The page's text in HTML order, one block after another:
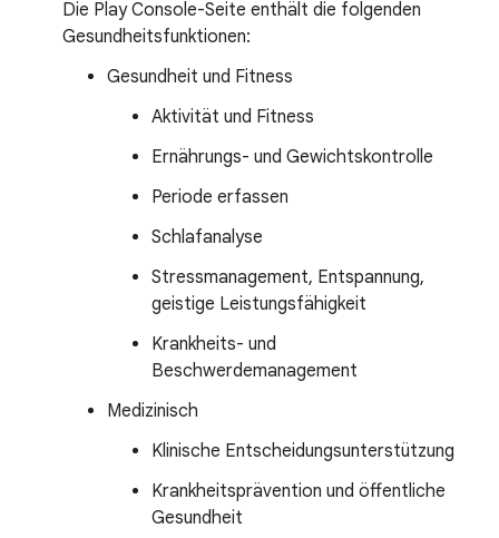
Die Play Console-Seite enthält die folgenden
Gesundheitsfunktionen:
Gesundheit und Fitness
Aktivität und Fitness
Ernährungs- und Gewichtskontrolle
Periode erfassen
Schlafanalyse
Stressmanagement, Entspannung,
geistige Leistungsfähigkeit
Krankheits- und
Beschwerdemanagement
Medizinisch
Klinische Entscheidungsunterstützung
Krankheitsprävention und öffentliche
Gesundheit